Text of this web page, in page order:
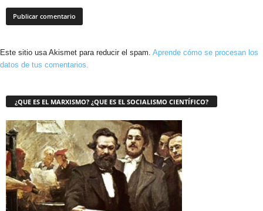
Este sitio usa Akismet para reducir el spam. Aprende cómo se procesan los
datos de tus comentarios.
¿QUE ES EL MARXISMO? ¿QUE ES EL SOCIALISMO CIENTÍFICO?